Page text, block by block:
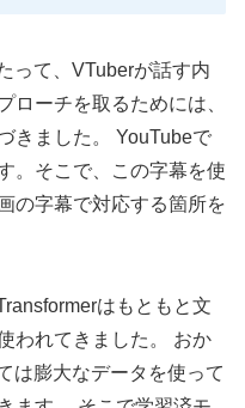
って、VTuberが話す内
ローチを取るためには、
きました。 YouTubeで
。そこで、この字幕を使
の字幕で対応する箇所を
はもともと文
われてきました。 おか
は膨大なデータを使って